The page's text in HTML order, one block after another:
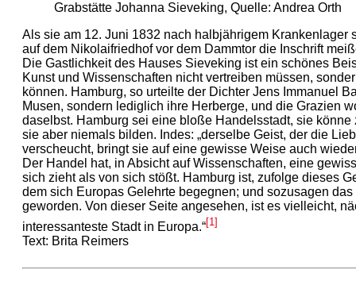
Grabstätte Johanna Sieveking, Quelle: Andrea Orth
Als sie am 12. Juni 1832 nach halbjährigem Krankenlager
auf dem Nikolaifriedhof vor dem Dammtor die Inschrift
Die Gastlichkeit des Hauses Sieveking ist ein schönes
Kunst und Wissenschaften nicht vertreiben müssen,
können. Hamburg, so urteilte der Dichter Jens Immanuel
Musen, sondern lediglich ihre Herberge, und die Grazien
daselbst. Hamburg sei eine bloße Handelsstadt, sie
sie aber niemals bilden. Indes: „derselbe Geist, der die
verscheucht, bringt sie auf eine gewisse Weise auch
Der Handel hat, in Absicht auf Wissenschaften, eine
sich zieht als von sich stößt. Hamburg ist, zufolge dieses
dem sich Europas Gelehrte begegnen; und sozusagen
geworden. Von dieser Seite angesehen, ist es vielleicht,
interessanteste Stadt in Europa.“ [1]
Text: Brita Reimers